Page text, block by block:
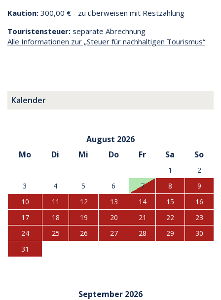
Kaution: 300,00 € - zu überweisen mit Restzahlung
Touristensteuer: separate Abrechnung
Alle Informationen zur „Steuer für nachhaltigen Tourismus“
Kalender
August 2026
Mo
Di Mi Do Fr Sa So
1
2
3
4 5 6 7 8
9
10
11 12 13 14 15
16
17
18 19 20 21 22
23
24
25 26 27 28 29
30
31
September 2026